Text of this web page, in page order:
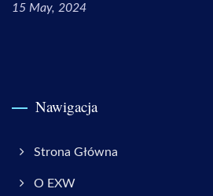
15 May, 2024
Nawigacja
Strona Główna
O EXW